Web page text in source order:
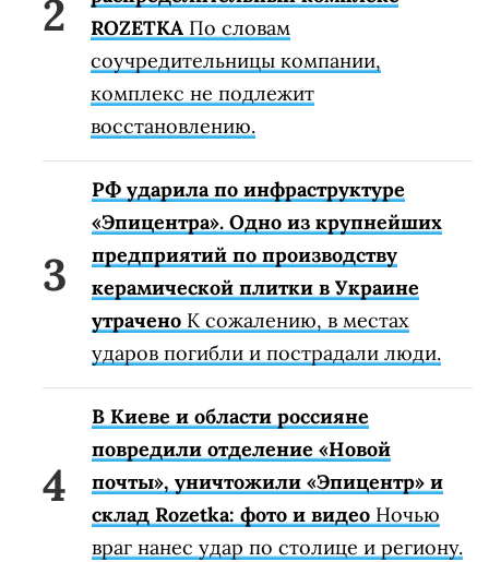
ROZETKA По словам
соучредительницы компании,
комплекс не подлежит
восстановлению.
РФ ударила по инфраструктуре
«Эпицентра». Одно из крупнейших
предприятий по производству
керамической плитки в Украине
утрачено К сожалению, в местах
ударов погибли и пострадали люди.
В Киеве и области россияне
повредили отделение «Новой
почты», уничтожили «Эпицентр» и
склад Rozetka: фото и видео Ночью
враг нанес удар по столице и региону.